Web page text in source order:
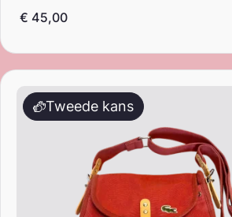
€ 45,00
Crossbody tasje – Lacoste
Tweede kans